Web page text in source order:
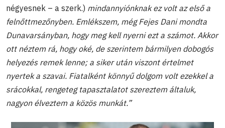
négyesnek – a szerk.) mindannyiónknak ez volt az első a
felnőttmezőnyben. Emlékszem, még Fejes Dani mondta
Dunavarsányban, hogy meg kell nyerni ezt a számot. Akkor
ott néztem rá, hogy oké, de szerintem bármilyen dobogós
helyezés remek lenne; a siker után viszont értelmet
nyertek a szavai. Fiatalként könnyű dolgom volt ezekkel a
srácokkal, rengeteg tapasztalatot szereztem általuk,
nagyon élveztem a közös munkát.”